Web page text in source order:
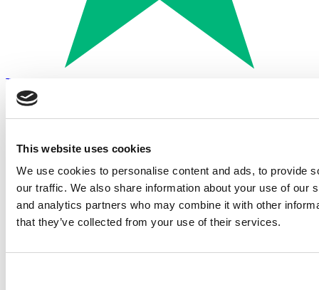
This website uses cookies
We use cookies to personalise content and ads, to provide
our traffic. We also share information about your use of our
and analytics partners who may combine it with other
that they’ve collected from your use of their services.
Trustpilot
Betalen met: